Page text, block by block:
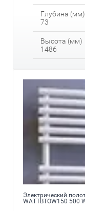
Глубина (мм)
73
Высота (мм)
1486
Электрический
WATTBTOW150 500